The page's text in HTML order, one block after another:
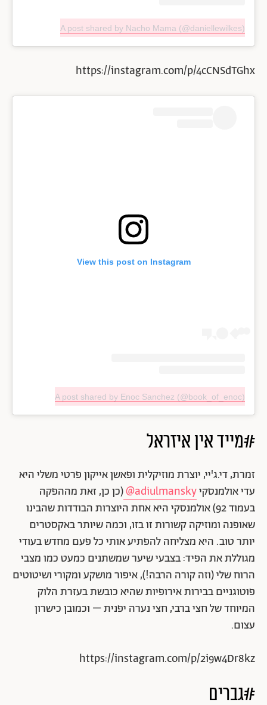
A post shared by Nacho Mama (@daniellewilkes)
https://instagram.com/p/4cCNSdTGhx
View this post on Instagram
A post shared by Enoc Sanchez (@book_of_enoc)
#מייד אין איזראל
זמרת, די.ג'יי, יוצרת מוזיקלית ופאשן אייקון פרטי משלי היא
עדי אולמנסקיadiulmansky@
(כן כן, זאת מההפקה
בעמוד 92) אולמנסקי היא אחת היוצרות הבודדות שהבינו
שאופנה ומוזיקה קשורות זו בזו, וכמה שיותר באקסטרים
יותר טוב. היא מצליחה להפתיע אותי כל פעם מחדש בעודי
מגוללת את הפיד: בצבעי שיער שמשתנים כמעט כמו מצבי
הרוח שלי (וזה קורה הרבה!), איפור מושקע ומקורי ושיטוטים
פוטוגניים בבירות אירופיות שהיא כובשת בעזרת הלוק
המיוחד של חצי ברבי, חצי נערה יפנית – וכמובן כישרון
עצום.
https://instagram.com/p/2i9w4Dr8kz
#גברים